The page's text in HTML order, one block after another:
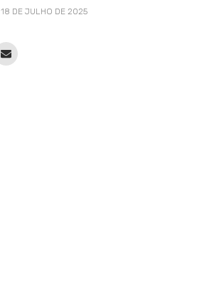
18 DE JULHO DE 2025